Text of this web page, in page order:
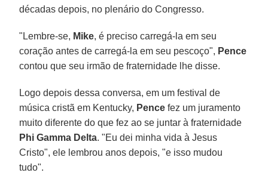
décadas depois, no plenário do Congresso.
"Lembre-se, Mike, é preciso carregá-la em seu
coração antes de carregá-la em seu pescoço", Pence
contou que seu irmão de fraternidade lhe disse.
Logo depois dessa conversa, em um festival de
música cristã em Kentucky, Pence fez um juramento
muito diferente do que fez ao se juntar à fraternidade
Phi Gamma Delta. "Eu dei minha vida à Jesus
Cristo", ele lembrou anos depois, "e isso mudou
tudo".